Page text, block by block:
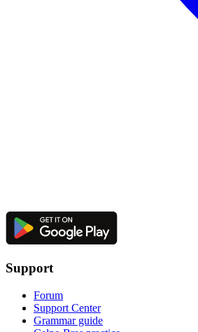
Support
Forum
Support Center
Grammar guide